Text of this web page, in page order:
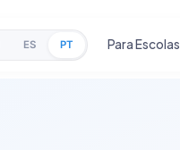
ES PT Para Escolas